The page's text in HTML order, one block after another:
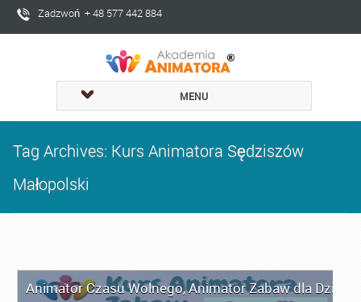
Zadzwoń + 48 577 442 884
MENU
Tag Archives: Kurs Animatora Sędziszów
Małopolski
Animator Czasu Wolnego,Animator Zabaw dla Dzieci